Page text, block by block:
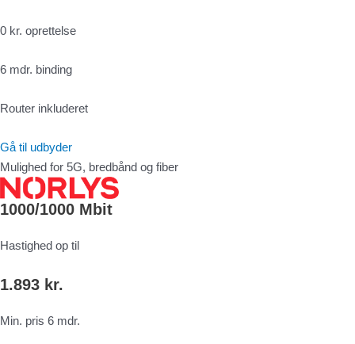
0 kr. oprettelse
6 mdr. binding
Router inkluderet
Gå til udbyder
Mulighed for 5G, bredbånd og fiber
1000/1000 Mbit
Hastighed op til
1.893 kr.
Min. pris 6 mdr.